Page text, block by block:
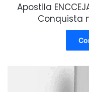
Apostila
Conquista